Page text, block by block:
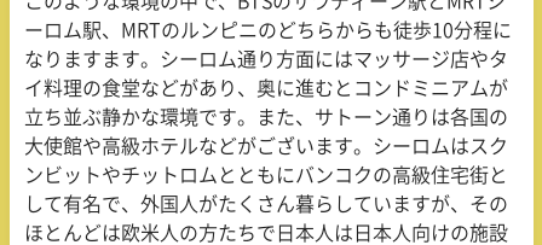
ーロム駅、
MRTのルンピニのどちらからも徒歩10分程に
なりますます。シーロム通り方面にはマッサージ店やタ
イ料理の食堂などがあり、奥に進むとコンドミニアムが
立ち並ぶ静かな環境です。また、サトーン通りは各国の
大使館や高級ホテルなどがございます。シーロムはスク
ンビットやチットロムとともにバンコクの高級住宅街と
して有名で、外国人がたくさん暮らしていますが、その
ほとんどは欧米人の方たちで日本人は日本人向けの施設